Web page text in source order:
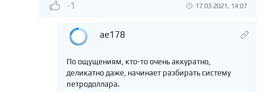
-1 17.03.2021, 14:07
ae178
По ощущениям, кто-то очень аккуратно,
деликатно даже, начинает разбирать систему
петродоллара.